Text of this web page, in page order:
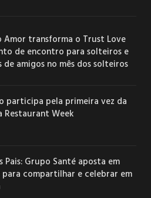
Amor transforma o Trust Love
de encontro para solteiros e
de amigos no mês dos solteiros
participa pela primeira vez da
Restaurant Week
Pais: Grupo Santé aposta em
compartilhar e celebrar em